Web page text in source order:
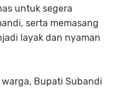
untuk segera
serta memasang
layak dan nyaman
Bupati Subandi